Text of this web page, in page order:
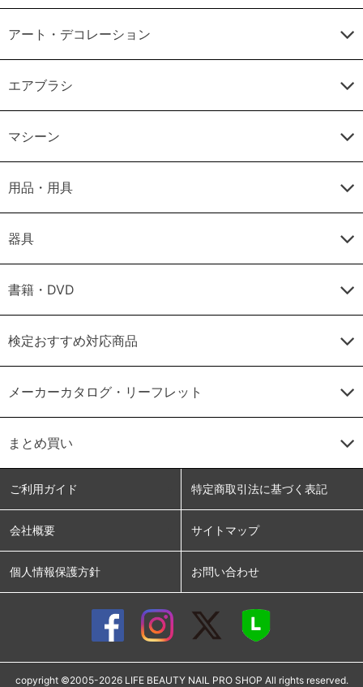
アート・デコレーション
エアブラシ
マシーン
用品・用具
器具
書籍・DVD
検定おすすめ対応商品
メーカーカタログ・リーフレット
まとめ買い
ご利用ガイド 特定商取引法に基づく表記
会社概要 サイトマップ
個人情報保護方針 お問い合わせ
copyright ©2005-2026 LIFE BEAUTY NAIL PRO SHOP All rights reserved.